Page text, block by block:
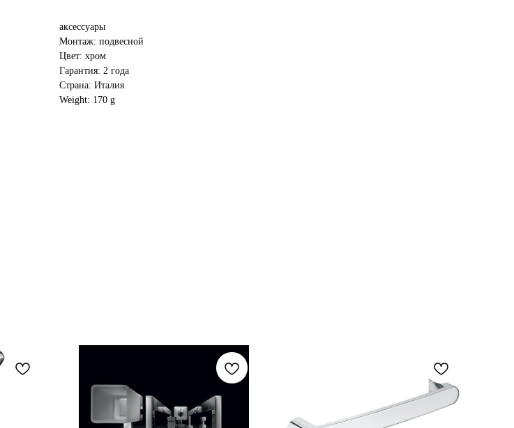
аксессуары
Монтаж: подвесной
Цвет: хром
Гарантия: 2 года
Страна: Италия
Weight: 170 g